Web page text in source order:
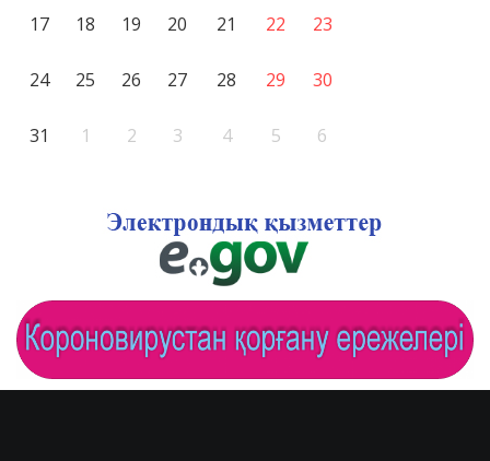
17 18 19 20 21 22 23
24 25 26 27 28 29 30
31 1 2 3 4 5 6